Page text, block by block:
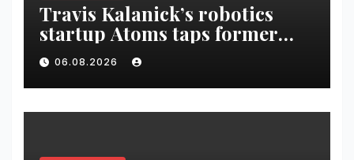
Travis Kalanick’s robotics
startup Atoms taps former
Uber finance chief as CFO |
VseTime.ru
06.08.2026